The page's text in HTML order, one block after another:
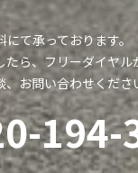
て承っております。
ら、フリーダイヤ
、お問い合わせくださ
194-